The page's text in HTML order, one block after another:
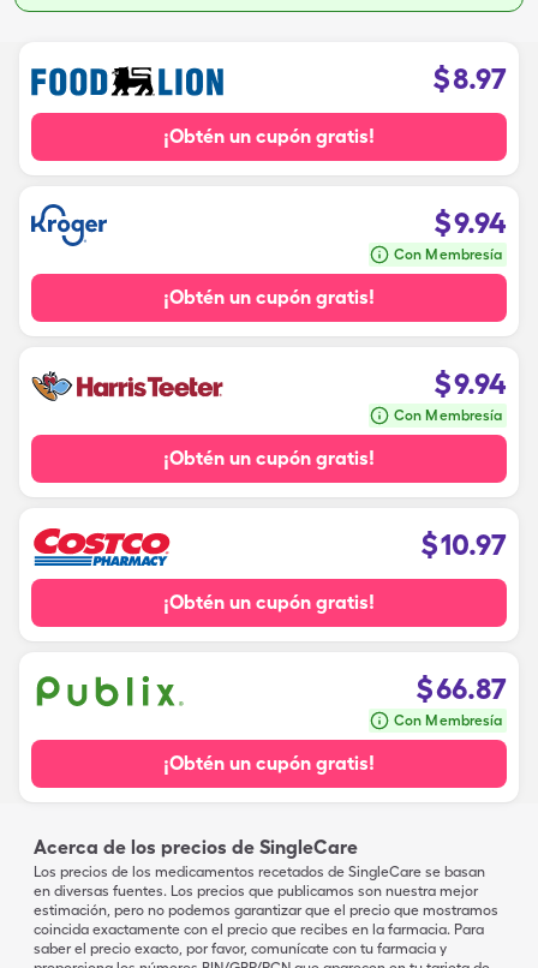
$8.97
¡Obtén un cupón gratis!
$9.94
Con Membresía
¡Obtén un cupón gratis!
$9.94
Con Membresía
¡Obtén un cupón gratis!
$10.97
¡Obtén un cupón gratis!
$66.87
Con Membresía
¡Obtén un cupón gratis!
Acerca de los precios de SingleCare
Los precios de los medicamentos recetados de SingleCare se basan
en diversas fuentes. Los precios que publicamos son nuestra mejor
estimación, pero no podemos garantizar que el precio que mostramos
coincida exactamente con el precio que recibes en la farmacia. Para
saber el precio exacto, por favor, comunícate con tu farmacia y